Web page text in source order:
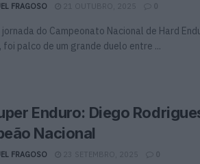
FRAGOSO 21 OUTUBRO, 2025 0
do Campeonato Nacional de Hard
foi palco de um grande duelo entre ...
Enduro: Diego
Nacional
FRAGOSO 23 SETEMBRO, 2025 0